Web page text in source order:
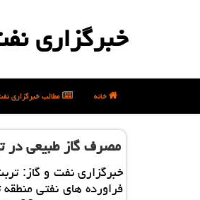
خبرگزاری
خانه مطالب خبرگزاری
مصرف گاز طبیعی در تربت حیدریه
خبرگزاری نفت و گاز:
فراورده های نفتی